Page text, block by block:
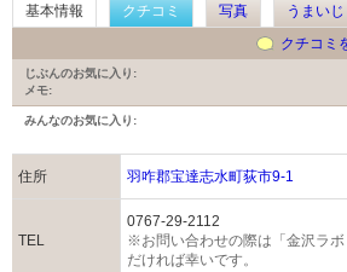
基本情報 クチコミ 写真
うまい
クチコミ
じぶんのお気に入り:
メモ:
みんなのお気に入り:
住所 羽咋郡宝達志水町荻市9-1
TEL
0767-29-2112
※お問い合わせの際は「金沢ラ
だければ幸いです。